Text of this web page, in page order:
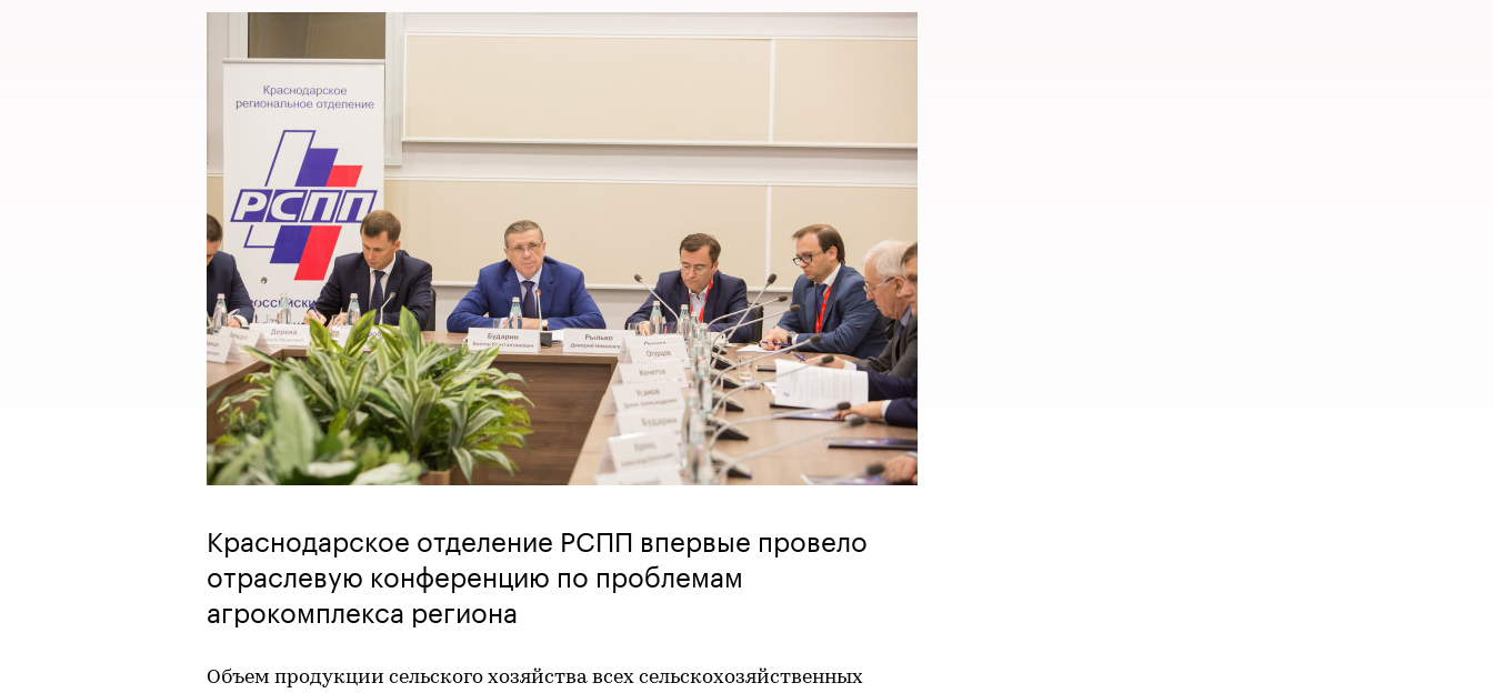
Краснодарское отделение РСПП впервые провело
отраслевую конференцию по проблемам
агрокомплекса региона
Объем продукции сельского хозяйства всех сельскохозяйственных